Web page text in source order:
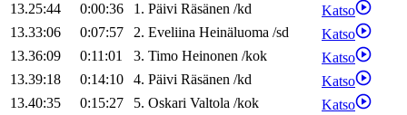
13.25:44
0:00:36 1. Päivi Räsänen /kd
Katso
13.33:06
0:07:57 2. Eveliina Heinäluoma /sd
Katso
13.36:09
0:11:01 3. Timo Heinonen /kok
Katso
13.39:18
0:14:10 4. Päivi Räsänen /kd
Katso
13.40:35
0:15:27 5. Oskari Valtola /kok
Katso